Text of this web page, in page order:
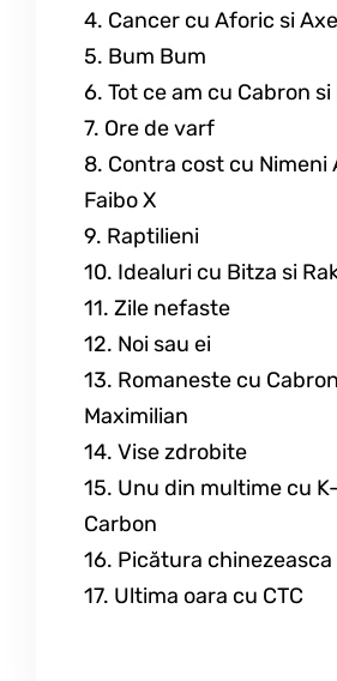
4. Cancer cu Aforic si
5. Bum Bum
6. Tot ce am cu Cabron si
7. Ore de varf
8. Contra cost cu Nimeni
Faibo X
9. Raptilieni
10. Idealuri cu Bitza si
11. Zile nefaste
12. Noi sau ei
13. Romaneste cu
Maximilian
14. Vise zdrobite
15. Unu din multime cu
Carbon
16. Picătura chinezeasca
17. Ultima oara cu CTC